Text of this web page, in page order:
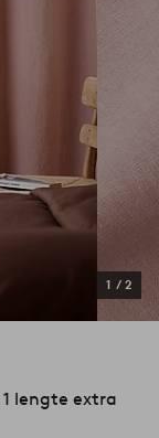
1 / 2
lengte extra